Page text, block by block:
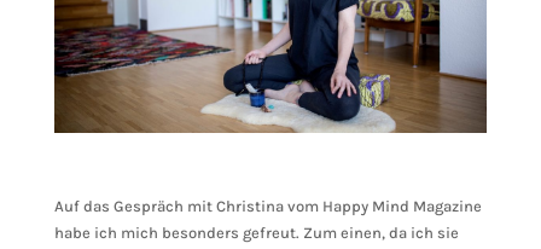
Auf das Gespräch mit Christina vom Happy Mind Magazine
habe ich mich besonders gefreut. Zum einen, da ich sie